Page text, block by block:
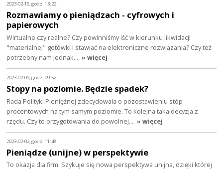
2023-02-16, godz. 13:22
Rozmawiamy o pieniądzach - cyfrowych i
papierowych
Wirtualne czy realne? Czy powinniśmy iść w kierunku likwidacji
"materialnej" gotówki i stawiać na elektroniczne rozwiązania? Czy też
potrzebny nam jednak… » więcej
2023-02-09, godz. 09:52
Stopy na poziomie. Będzie spadek?
Rada Polityki Pieniężnej zdecydowała o pozostawieniu stóp
procentowych na tym samym poziomie. To kolejna taka decyzja z
rzędu. Czy to przygotowania do powolnej… » więcej
2023-02-02, godz. 11:48
Pieniądze (unijne) w perspektywie
To okazja dla firm. Szykuje się nowa perspektywa unijna, dzięki której